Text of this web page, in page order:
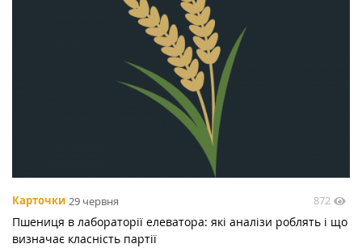
Карточки 29 червня 872
Пшениця в лабораторії елеватора: які аналізи роблять і що
визначає класність партії